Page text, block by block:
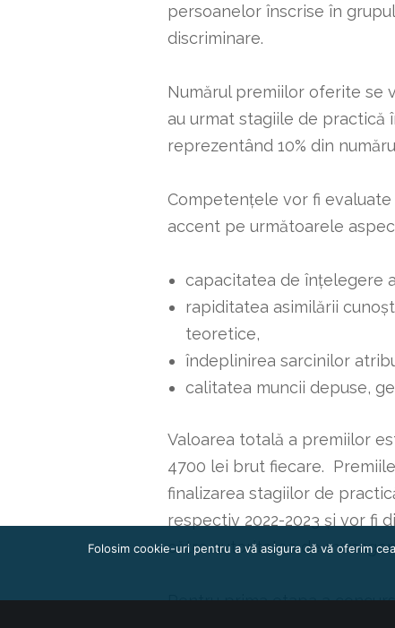
persoanelor înscrise în
discriminare.
Numărul premiilor oferite se
au urmat stagiile de practică
reprezentând 10% din
Competențele vor fi
accent pe următoarele
capacitatea de înțelegere
rapiditatea asimilării
teoretice,
îndeplinirea sarcinilor
calitatea muncii depuse,
Valoarea totală a premiilor
4700 lei brut fiecare.
finalizarea stagiilor de
respectiv 2022-2023 și vor fi
către autoritatea de
Pentru prima etapa a
Folosim cookie-uri pentru a vă asigura că vă oferim